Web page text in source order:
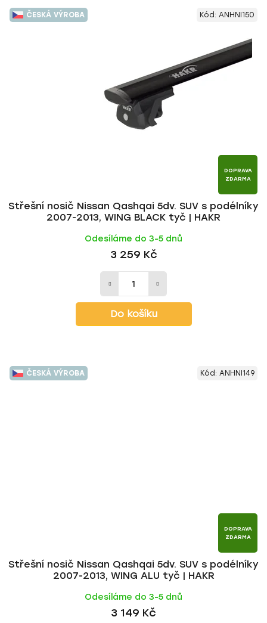
ČESKÁ VÝROBA
DOPRAVA
ZDARMA
Střešní nosič Nissan Qashqai 5dv. SUV s podélníky
2007-2013, WING BLACK tyč | HAKR
Odesíláme do 3-5 dnů
3 259 Kč
Do košíku
Kód: ANHNI150
ČESKÁ VÝROBA
DOPRAVA
ZDARMA
Střešní nosič Nissan Qashqai 5dv. SUV s podélníky
2007-2013, WING ALU tyč | HAKR
Odesíláme do 3-5 dnů
3 149 Kč
Kód: ANHNI149